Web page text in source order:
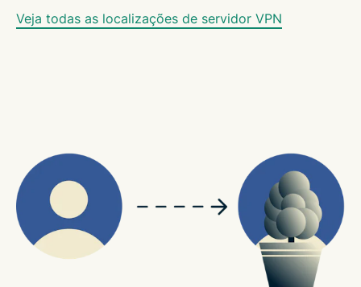
Veja todas as localizações de servidor VPN